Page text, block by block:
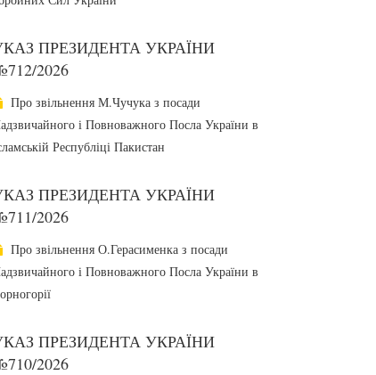
ПРЕЗИДЕНТА УКРАЇНИ
2026
Про звільнення М.Чучука з посади
і Повноважного Посла України в
Республіці Пакистан
ПРЕЗИДЕНТА УКРАЇНИ
2026
Про звільнення О.Герасименка з посади
і Повноважного Посла України в
ПРЕЗИДЕНТА УКРАЇНИ
2026